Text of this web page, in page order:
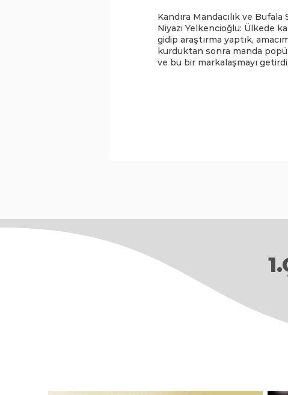
Kandıra Mandacılık ve
Niyazi Yelkencioğlu: Ülkede
gidip araştırma yaptık,
kurduktan sonra manda
ve bu bir markalaşmayı